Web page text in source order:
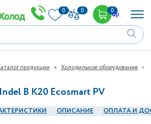
0 0 00р.
продукции Холодильное оборудование
В K20 Ecosmart PV
ОПИСАНИЕ ОПЛАТА И